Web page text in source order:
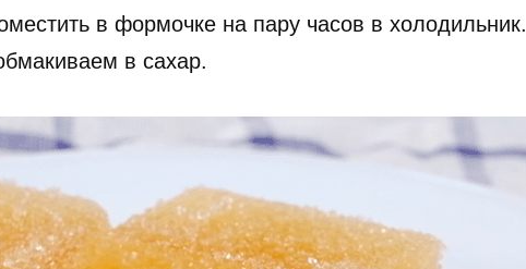
в формочке на пару часов в холодильник.
в сахар.